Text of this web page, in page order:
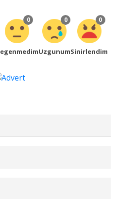
0 0
Uzgunum
0
Sinirlendim